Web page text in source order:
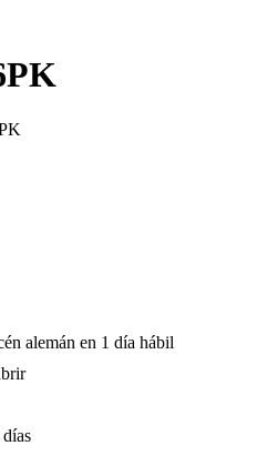
alemán en 1 día hábil